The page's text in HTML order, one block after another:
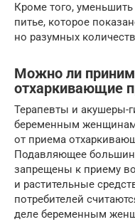
Кроме того,
питье, которое
но разумных
Можно ли
отхаркивающие
Терапевты и акушеры-
беременным
от приема
Подавляющее
запрещены к приему
и растительные
потребителей
деле беременным